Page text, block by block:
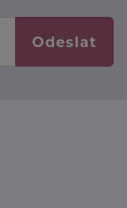
Odeslat